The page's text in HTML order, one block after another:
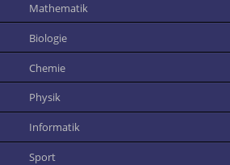
Mathematik
Biologie
Chemie
Physik
Informatik
Sport